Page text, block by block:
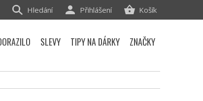
Košík
Přihlášení
Hledání
SLEVY TIPY NA DÁRKY ZNAČKY